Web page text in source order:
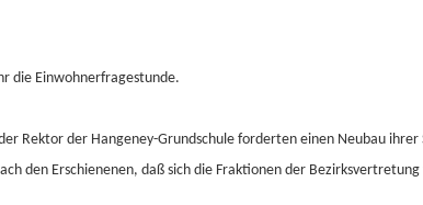
die Einwohnerfragestunde.
Rektor der Hangeney-Grundschule forderten einen Neubau
den Erschienenen, daß sich die Fraktionen der